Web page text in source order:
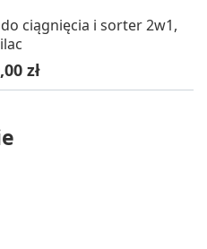
ciągnięcia i sorter 2w1,
zł